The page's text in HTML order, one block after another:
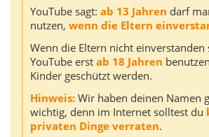
YouTube sagt: ab 13 Jahren darf
nutzen, wenn die Eltern
Wenn die Eltern nicht einverstanden
YouTube erst ab 18 Jahren
Kinder geschützt werden.
Hinweis: Wir haben deinen Namen
wichtig, denn im Internet solltest du
privaten Dinge verraten.